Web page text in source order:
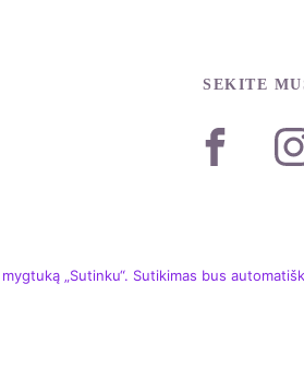
SEKITE
„Sutinku“. Sutikimas bus